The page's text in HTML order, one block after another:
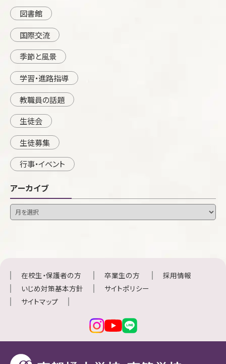
図書館
国際交流
季節と風景
学習・進路指導
教職員の話題
生徒会
生徒募集
行事・イベント
アーカイブ
在校生・保護者の方 卒業生の方
採用情報
いじめ対策基本方針
サイトポリシー
サイトマップ